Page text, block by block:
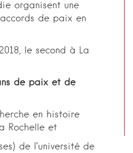
organisent une
de paix en
le second à La
de paix et de
en histoire
Rochelle et
de l’université de